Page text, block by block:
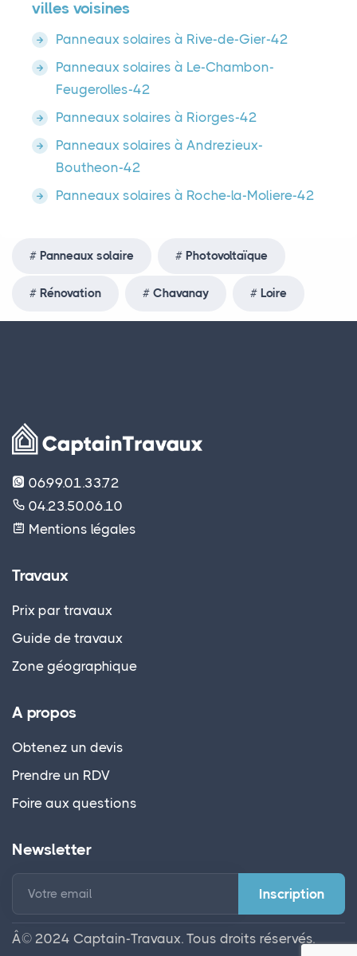
villes voisines
Panneaux solaires à Rive-de-Gier-42
Panneaux solaires à Le-Chambon-
Feugerolles-42
Panneaux solaires à Riorges-42
Panneaux solaires à Andrezieux-
Boutheon-42
Panneaux solaires à Roche-la-Moliere-42
Panneaux solaire Photovoltaïque
Rénovation Chavanay Loire
06.99.01.33.72
04.23.50.06.10
Mentions légales
Travaux
Prix par travaux
Guide de travaux
Zone géographique
A propos
Obtenez un devis
Prendre un RDV
Foire aux questions
Newsletter
Votre email
Â© 2024 Captain-Travaux. Tous droits réservés.